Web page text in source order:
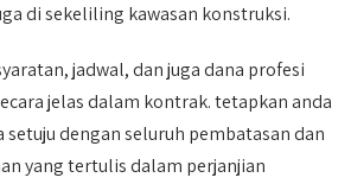
di sekeliling kawasan konstruksi.
jadwal, dan juga dana profesi
jelas dalam kontrak. tetapkan anda
setuju dengan seluruh pembatasan dan
yang tertulis dalam perjanjian